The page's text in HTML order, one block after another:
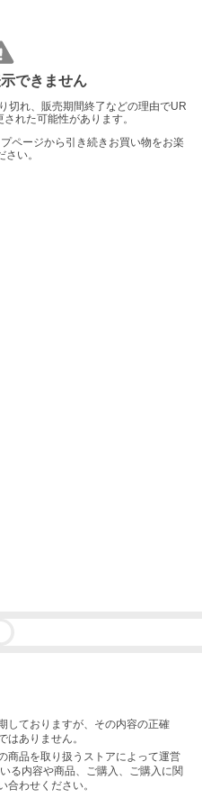
できません
切れ、販売期間終了などの理由でUR
れた可能性があります。
ページから引き続きお買い物をお楽
さい。
しておりますが、その内容の正確
はありません。
商品を取り扱うストアによって運営
る内容や商品、ご購入 、ご購入に関
合わせください。